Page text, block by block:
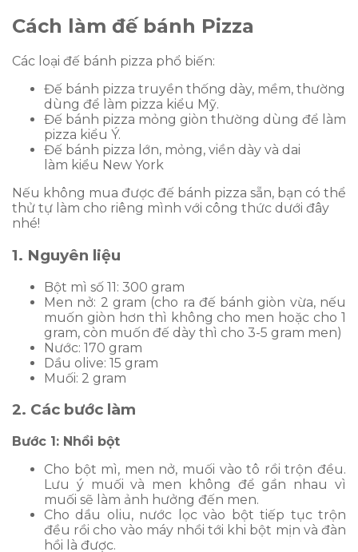
Cách làm đế bánh Pizza
Các loại đế bánh pizza phổ biến:
Đế bánh pizza truyền thống dày, mềm, thường
dùng để làm pizza kiểu Mỹ.
Đế bánh pizza mỏng giòn thường dùng để làm
pizza kiểu Ý.
Đế bánh pizza lớn, mỏng, viền dày và dai
làm kiểu New York
Nếu không mua được đế bánh pizza sẵn, bạn có thể
thử tự làm cho riêng mình với công thức dưới đây
nhé!
1. Nguyên liệu
Bột mì số 11: 300 gram
Men nở: 2 gram (cho ra đế bánh giòn vừa, nếu
muốn giòn hơn thì không cho men hoặc cho 1
gram, còn muốn đế dày thì cho 3-5 gram men)
Nước: 170 gram
Dầu olive: 15 gram
Muối: 2 gram
2. Các bước làm
Bước 1: Nhồi bột
Cho bột mì, men nở, muối vào tô rồi trộn đều.
Lưu ý muối và men không để gần nhau vì
muối sẽ làm ảnh hưởng đến men.
Cho dầu oliu, nước lọc vào bột tiếp tục trộn
đều rồi cho vào máy nhồi tới khi bột mịn và đàn
hồi là được.